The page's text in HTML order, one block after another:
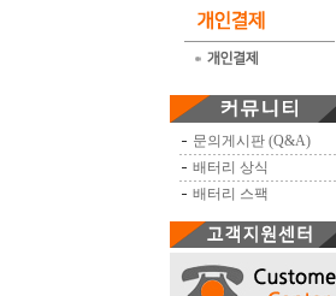
문의게시판 (Q&A)
배터리 상식
배터리 스팩